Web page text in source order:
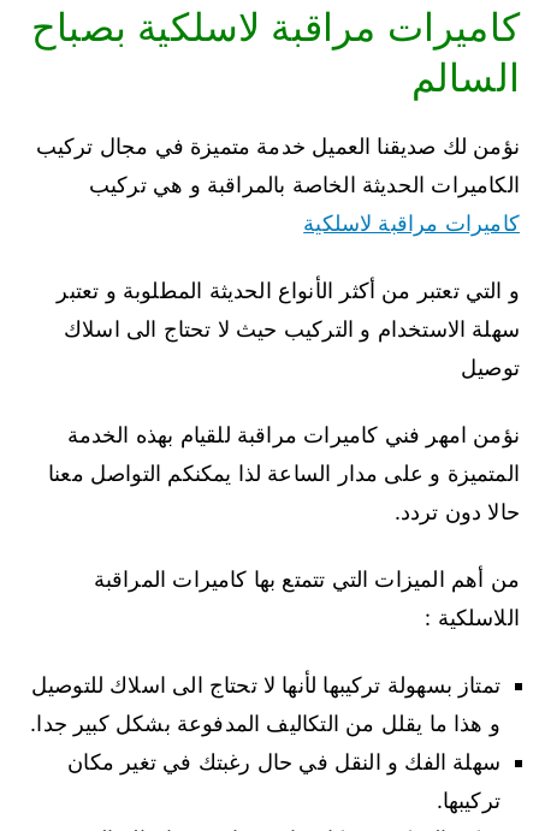
كاميرات مراقبة لاسلكية بصباح
السالم
نؤمن لك صديقنا العميل خدمة متميزة في مجال تركيب
الكاميرات الحديثة الخاصة بالمراقبة و هي تركيب
كاميرات مراقبة لاسلكية
و التي تعتبر من أكثر الأنواع الحديثة المطلوبة و تعتبر
سهلة الاستخدام و التركيب حيث لا تحتاج الى اسلاك
توصيل
نؤمن امهر فني كاميرات مراقبة للقيام بهذه الخدمة
المتميزة و على مدار الساعة لذا يمكنكم التواصل معنا
حالا دون تردد.
من أهم الميزات التي تتمتع بها كاميرات المراقبة
اللاسلكية :
تمتاز بسهولة تركيبها لأنها لا تحتاج الى اسلاك للتوصيل
و هذا ما يقلل من التكاليف المدفوعة بشكل كبير جدا.
سهلة الفك و النقل في حال رغبتك في تغير مكان
تركيبها.